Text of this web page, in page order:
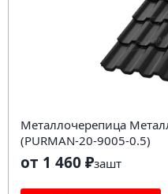
Металлочерепица
(PURMAN-20-9005-0.5)
от 1 460 ₽зашт